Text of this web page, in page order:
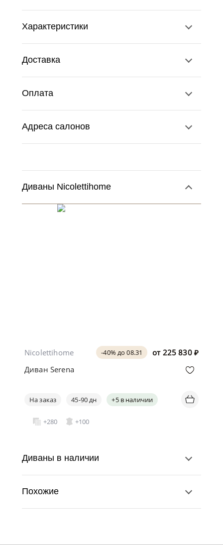
Характеристики
Доставка
Оплата
Адреса салонов
Диваны Nicolettihome
от 225 830 ₽
-40% до 08.31
Nicolettihome
Диван Serena
На заказ 45-90 дн +5 в наличии
+280 +100
Диваны в наличии
Похожие